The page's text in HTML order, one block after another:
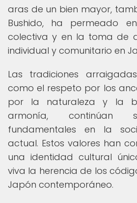
aras de un bien mayor,
Bushido, ha permeado
colectiva y en la toma de
individual y comunitario en
Las tradiciones
como el respeto por los
por la naturaleza y la
armonía, continúan
fundamentales en la
actual. Estos valores han
una identidad cultural
viva la herencia de los
Japón contemporáneo.